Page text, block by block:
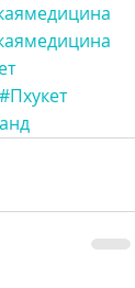
#Пхукет